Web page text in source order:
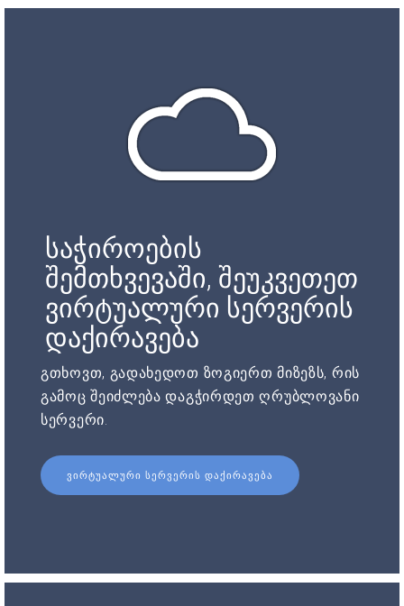
საჭიროების
შემთხვევაში, შეუკვეთეთ
ვირტუალური სერვერის
დაქირავება
გთხოვთ, გადახედოთ ზოგიერთ მიზეზს, რის
გამოც შეიძლება დაგჭირდეთ ღრუბლოვანი
სერვერი.
ᲕᲘᲠᲢᲣᲐᲚᲣᲠᲘ ᲡᲔᲠᲕᲔᲠᲘᲡ ᲓᲐᲥᲘᲠᲐᲕᲔᲑᲐ